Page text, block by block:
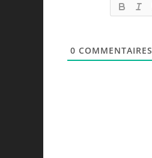
0 COMMENTAIRES